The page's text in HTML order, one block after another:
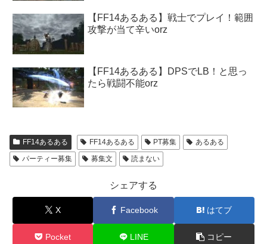
【FF14あるある】戦士でプレイ！範囲
攻撃が当て辛いorz
【FF14あるある】DPSでLB！と思っ
たら戦闘不能orz
FF14あるある FF14あるある PT募集
あるある
パーティー募集
募集文 読まない
シェアする
X Facebook はてブ
Pocket LINE コピー